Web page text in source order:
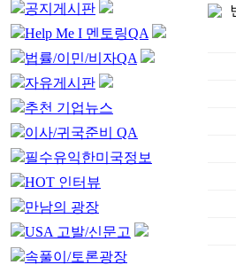
공지게시판
Help Me I 멘토링QA
법률/이민/비자QA
자유게시판
추천 기업뉴스
이사/귀국준비 QA
필수유익한미국정보
HOT 인터뷰
만남의 광장
USA 고발/신문고
속풀이/토론광장